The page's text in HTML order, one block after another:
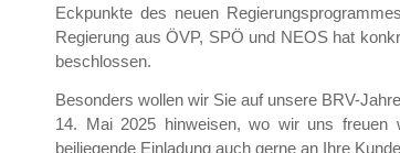
Eckpunkte des neuen
Regierung aus ÖVP, SPÖ und NEOS hat
beschlossen.
Besonders wollen wir Sie auf unsere BRV-
14. Mai 2025 hinweisen, wo wir uns freuen
beiliegende Einladung auch gerne an Ihre